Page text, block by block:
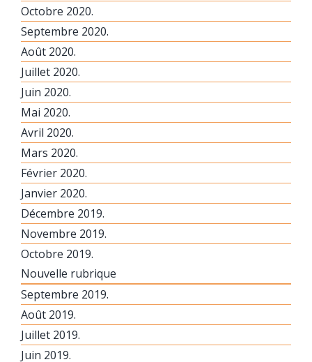
Octobre 2020.
Septembre 2020.
Août 2020.
Juillet 2020.
Juin 2020.
Mai 2020.
Avril 2020.
Mars 2020.
Février 2020.
Janvier 2020.
Décembre 2019.
Novembre 2019.
Octobre 2019.
Nouvelle rubrique
Septembre 2019.
Août 2019.
Juillet 2019.
Juin 2019.